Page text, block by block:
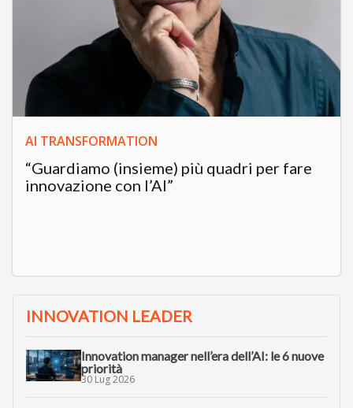
AI TRANSFORMATION
“Guardiamo (insieme) più quadri per fare
innovazione con l’AI”
INNOVATION LEADER
Innovation manager nell’era dell’AI: le 6 nuove
priorità
30 Lug 2026